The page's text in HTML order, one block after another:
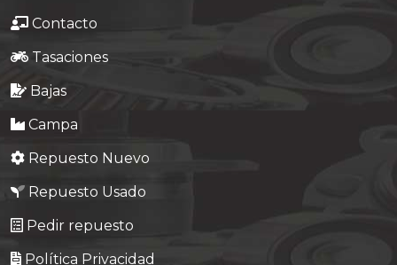
Contacto
Tasaciones
Bajas
Campa
Repuesto Nuevo
Repuesto Usado
Pedir repuesto
Política Privacidad